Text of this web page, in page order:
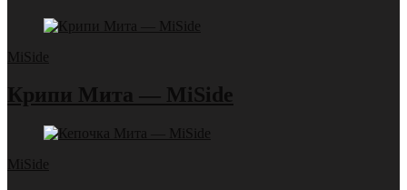
MiSide
Крипи Мита — MiSide
MiSide